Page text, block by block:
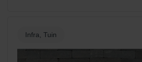
Infra, Tuin